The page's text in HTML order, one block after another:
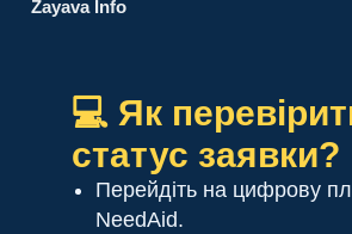
Zayava Info
💻 Як
статус заявки?
Перейдіть на цифрову
NeedAid.